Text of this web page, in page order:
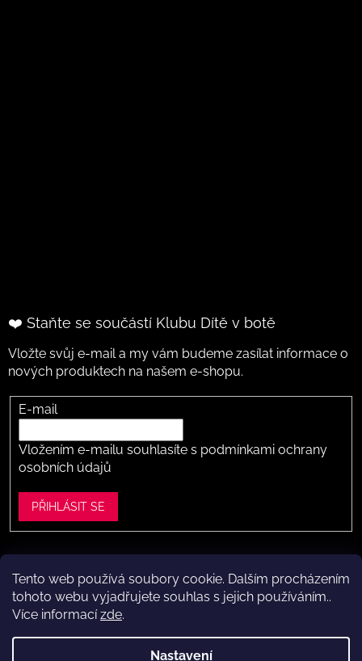
Tento web používá soubory cookie. Dalším procházením
tohoto webu vyjadřujete souhlas s jejich používáním..
Více informacízde.
Nastavení
❤️ Staňte se součástí Klubu Dítě v botě
Vložte svůj e-mail a my vám budeme zasílat informace o
nových produktech na našem e-shopu.
E-mail
Vložením e-mailu souhlasíte s podmínkami ochrany
osobních údajů
PŘIHLÁSIT SE
Vytvořil Shoptet